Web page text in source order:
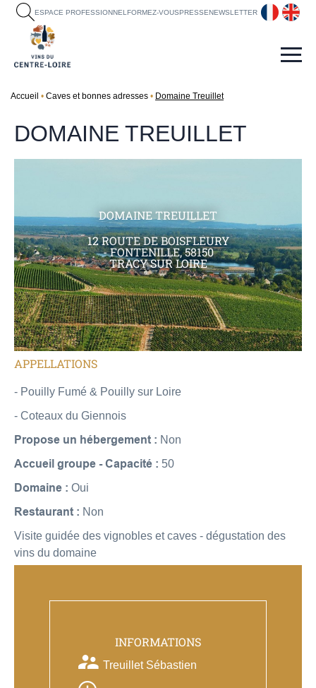
ESPACE PROFESSIONNEL FORMEZ-VOUSPRESSENEWSLETTER fr en
Accueil Caves et bonnes adresses Domaine Treuillet
DOMAINE TREUILLET
DOMAINE TREUILLET
12 ROUTE DE BOISFLEURY
- FONTENILLE, 58150
TRACY SUR LOIRE
APPELLATIONS
- Pouilly Fumé & Pouilly sur Loire
- Coteaux du Giennois
Propose un hébergement : Non
Accueil groupe - Capacité : 50
Domaine : Oui
Restaurant : Non
Visite guidée des vignobles et caves - dégustation des
vins du domaine
INFORMATIONS
Treuillet Sébastien